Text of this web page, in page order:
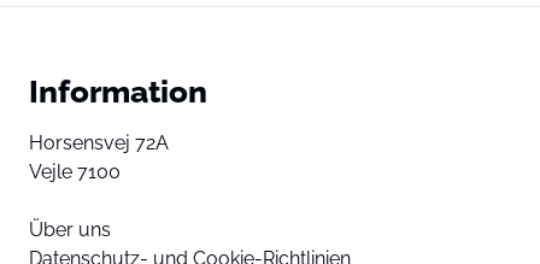
Information
Horsensvej 72A
Vejle 7100
Über uns
Datenschutz- und Cookie-Richtlinien